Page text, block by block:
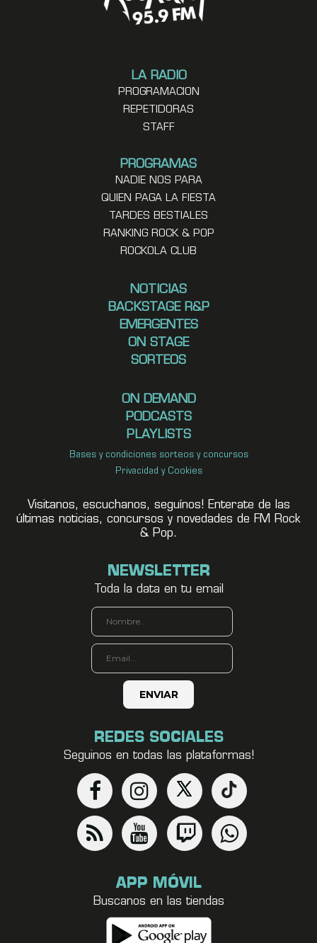
LA RADIO
PROGRAMACION
REPETIDORAS
STAFF
PROGRAMAS
NADIE NOS PARA
QUIEN PAGA LA FIESTA
TARDES BESTIALES
RANKING ROCK & POP
ROCKOLA CLUB
NOTICIAS
BACKSTAGE R&P
EMERGENTES
ON STAGE
SORTEOS
ON DEMAND
PODCASTS
PLAYLISTS
Bases y condiciones sorteos y concursos
Privacidad y Cookies
Visitanos, escuchanos, seguínos! Enterate de las
últimas noticias, concursos y novedades de FM Rock
& Pop.
NEWSLETTER
Toda la data en tu email
REDES SOCIALES
Seguinos en todas las plataformas!
APP MÓVIL
Buscanos en las tiendas